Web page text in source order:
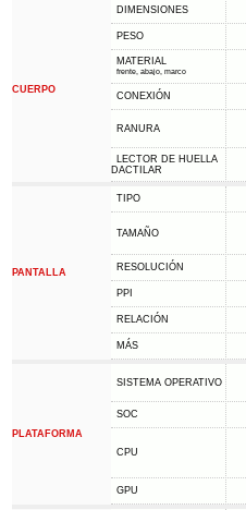
CUERPO
DIMENSIONES
PESO
MATERIAL
frente, abajo, marco
CONEXIÓN
RANURA
LECTOR DE HUELLA
DACTILAR
PANTALLA
TIPO
TAMAÑO
RESOLUCIÓN
PPI
RELACIÓN
MÁS
PLATAFORMA
SISTEMA OPERATIVO
SOC
CPU
GPU